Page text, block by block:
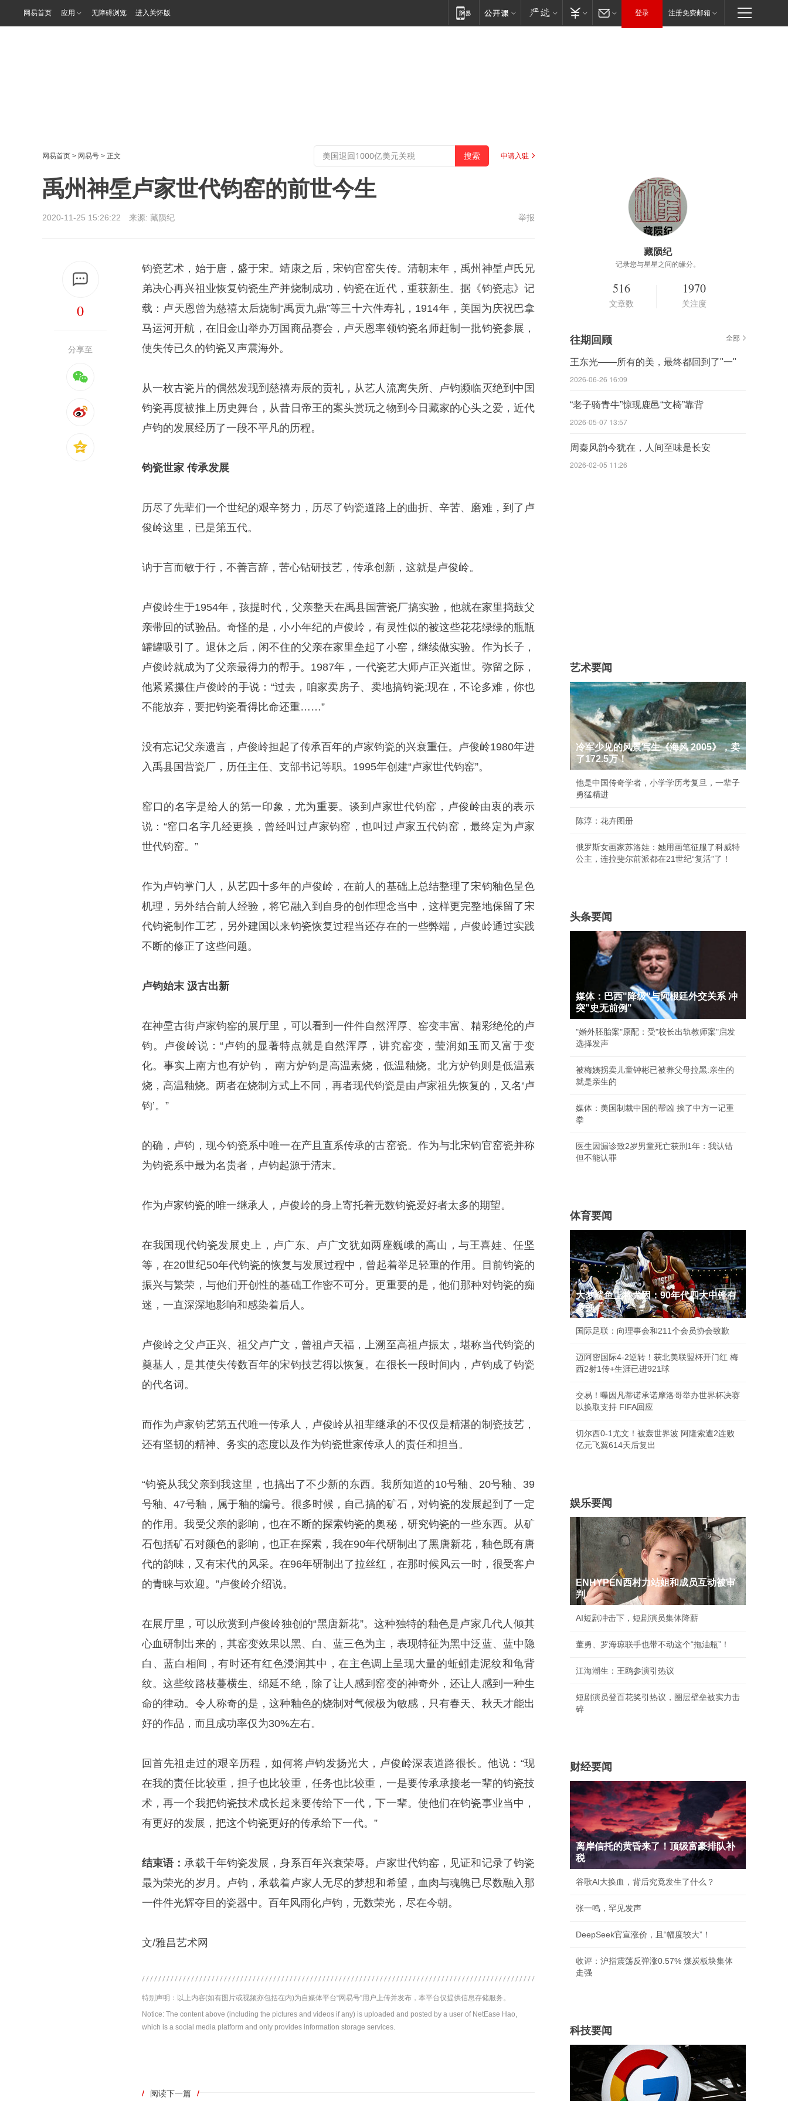
网易首页 应用 无障碍浏览 进入关怀版 登录 注册免费邮箱
网易首页 > 网易号 > 正文 申请入驻
禹州神垕卢家世代钧窑的前世今生
2020-11-25 15:26:22 来源: 藏陨纪 举报
0
分享至
钧瓷艺术，始于唐，盛于宋。靖康之后，宋钧官窑失传。清朝末年，禹州神垕卢氏兄
弟决心再兴祖业恢复钧瓷生产并烧制成功，钧瓷在近代，重获新生。据《钧瓷志》记
载：卢天恩曾为慈禧太后烧制“禹贡九鼎”等三十六件寿礼，1914年，美国为庆祝巴拿
马运河开航，在旧金山举办万国商品赛会，卢天恩率领钧瓷名师赶制一批钧瓷参展，
使失传已久的钧瓷又声震海外。
从一枚古瓷片的偶然发现到慈禧寿辰的贡礼，从艺人流离失所、卢钧濒临灭绝到中国
钧瓷再度被推上历史舞台，从昔日帝王的案头赏玩之物到今日藏家的心头之爱，近代
卢钧的发展经历了一段不平凡的历程。
钧瓷世家 传承发展
历尽了先辈们一个世纪的艰辛努力，历尽了钧瓷道路上的曲折、辛苦、磨难，到了卢
俊岭这里，已是第五代。
讷于言而敏于行，不善言辞，苦心钻研技艺，传承创新，这就是卢俊岭。
卢俊岭生于1954年，孩提时代，父亲整天在禹县国营瓷厂搞实验，他就在家里捣鼓父
亲带回的试验品。奇怪的是，小小年纪的卢俊岭，有灵性似的被这些花花绿绿的瓶瓶
罐罐吸引了。退休之后，闲不住的父亲在家里垒起了小窑，继续做实验。作为长子，
卢俊岭就成为了父亲最得力的帮手。1987年，一代瓷艺大师卢正兴逝世。弥留之际，
他紧紧攥住卢俊岭的手说：“过去，咱家卖房子、卖地搞钧瓷;现在，不论多难，你也
不能放弃，要把钧瓷看得比命还重……”
没有忘记父亲遗言，卢俊岭担起了传承百年的卢家钧瓷的兴衰重任。卢俊岭1980年进
入禹县国营瓷厂，历任主任、支部书记等职。1995年创建“卢家世代钧窑”。
窑口的名字是给人的第一印象，尤为重要。谈到卢家世代钧窑，卢俊岭由衷的表示
说：“窑口名字几经更换，曾经叫过卢家钧窑，也叫过卢家五代钧窑，最终定为卢家
世代钧窑。”
作为卢钧掌门人，从艺四十多年的卢俊岭，在前人的基础上总结整理了宋钧釉色呈色
机理，另外结合前人经验，将它融入到自身的创作理念当中，这样更完整地保留了宋
代钧瓷制作工艺，另外建国以来钧瓷恢复过程当还存在的一些弊端，卢俊岭通过实践
不断的修正了这些问题。
卢钧始末 汲古出新
在神垕古街卢家钧窑的展厅里，可以看到一件件自然浑厚、窑变丰富、精彩绝伦的卢
钧。卢俊岭说：“卢钧的显著特点就是自然浑厚，讲究窑变，莹润如玉而又富于变
化。事实上南方也有炉钧， 南方炉钧是高温素烧，低温釉烧。北方炉钧则是低温素
烧，高温釉烧。两者在烧制方式上不同，再者现代钧瓷是由卢家祖先恢复的，又名‘卢
钧’。”
的确，卢钧，现今钧瓷系中唯一在产且直系传承的古窑瓷。作为与北宋钧官窑瓷并称
为钧瓷系中最为名贵者，卢钧起源于清末。
作为卢家钧瓷的唯一继承人，卢俊岭的身上寄托着无数钧瓷爱好者太多的期望。
在我国现代钧瓷发展史上，卢广东、卢广文犹如两座巍峨的高山，与王喜娃、任坚
等，在20世纪50年代钧瓷的恢复与发展过程中，曾起着举足轻重的作用。目前钧瓷的
振兴与繁荣，与他们开创性的基础工作密不可分。更重要的是，他们那种对钧瓷的痴
迷，一直深深地影响和感染着后人。
卢俊岭之父卢正兴、祖父卢广文，曾祖卢天福，上溯至高祖卢振太，堪称当代钧瓷的
奠基人，是其使失传数百年的宋钧技艺得以恢复。在很长一段时间内，卢钧成了钧瓷
的代名词。
而作为卢家钧艺第五代唯一传承人，卢俊岭从祖辈继承的不仅仅是精湛的制瓷技艺，
还有坚韧的精神、务实的态度以及作为钧瓷世家传承人的责任和担当。
“钧瓷从我父亲到我这里，也搞出了不少新的东西。我所知道的10号釉、20号釉、39
号釉、47号釉，属于釉的编号。很多时候，自己搞的矿石，对钧瓷的发展起到了一定
的作用。我受父亲的影响，也在不断的探索钧瓷的奥秘，研究钧瓷的一些东西。从矿
石包括矿石对颜色的影响，也正在探索，我在90年代研制出了黑唐新花，釉色既有唐
代的韵味，又有宋代的风采。在96年研制出了拉丝红，在那时候风云一时，很受客户
的青睐与欢迎。”卢俊岭介绍说。
在展厅里，可以欣赏到卢俊岭独创的“黑唐新花”。这种独特的釉色是卢家几代人倾其
心血研制出来的，其窑变效果以黑、白、蓝三色为主，表现特征为黑中泛蓝、蓝中隐
白、蓝白相间，有时还有红色浸润其中，在主色调上呈现大量的蚯蚓走泥纹和龟背
纹。这些纹路枝蔓横生、绵延不绝，除了让人感到窑变的神奇外，还让人感到一种生
命的律动。令人称奇的是，这种釉色的烧制对气候极为敏感，只有春天、秋天才能出
好的作品，而且成功率仅为30%左右。
回首先祖走过的艰辛历程，如何将卢钧发扬光大，卢俊岭深表道路很长。他说：“现
在我的责任比较重，担子也比较重，任务也比较重，一是要传承承接老一辈的钧瓷技
术，再一个我把钧瓷技术成长起来要传给下一代，下一辈。使他们在钧瓷事业当中，
有更好的发展，把这个钧瓷更好的传承给下一代。”
结束语：承载千年钧瓷发展，身系百年兴衰荣辱。卢家世代钧窑，见证和记录了钧瓷
最为荣光的岁月。卢钧，承载着卢家人无尽的梦想和希望，血肉与魂魄已尽数融入那
一件件光辉夺目的瓷器中。百年风雨化卢钧，无数荣光，尽在今朝。
文/雅昌艺术网
特别声明：以上内容(如有图片或视频亦包括在内)为自媒体平台“网易号”用户上传并发布，本平台仅提供信息存储服务。
Notice: The content above (including the pictures and videos if any) is uploaded and posted by a user of NetEase Hao,
which is a social media platform and only provides information storage services.
/ 阅读下一篇 /
藏陨纪
记录您与星星之间的缘分。
516
文章数
1970
关注度
往期回顾 全部
王东光——所有的美，最终都回到了"一"
2026-06-26 16:09
“老子骑青牛”惊现鹿邑“文椅”靠背
2026-05-07 13:57
周秦风韵今犹在，人间至味是长安
2026-02-05 11:26
艺术要闻
冷军少见的风景写生《海风 2005》，卖
了172.5万！
他是中国传奇学者，小学学历考复旦，一辈子
勇猛精进
陈淳：花卉图册
俄罗斯女画家苏洛娃：她用画笔征服了科威特
公主，连拉斐尔前派都在21世纪“复活”了！
头条要闻
媒体：巴西"降级"与阿根廷外交关系 冲
突"史无前例"
"婚外胚胎案"原配：受"校长出轨教师案"启发
选择发声
被梅姨拐卖儿童钟彬已被养父母拉黑:亲生的
就是亲生的
媒体：美国制裁中国的帮凶 挨了中方一记重
拳
医生因漏诊致2岁男童死亡获刑1年：我认错
但不能认罪
体育要闻
大梦鲨鱼上将尤因：90年代四大中锋有
多强
国际足联：向理事会和211个会员协会致歉
迈阿密国际4-2逆转！获北美联盟杯开门红 梅
西2射1传+生涯已进921球
交易！曝因凡蒂诺承诺摩洛哥举办世界杯决赛
以换取支持 FIFA回应
切尔西0-1尤文！被轰世界波 阿隆索遭2连败
亿元飞翼614天后复出
娱乐要闻
ENHYPEN西村力站姐和成员互动被审
判
AI短剧冲击下，短剧演员集体降薪
董勇、罗海琼联手也带不动这个“拖油瓶”！
江海潮生：王鸥参演引热议
短剧演员登百花奖引热议，圈层壁垒被实力击
碎
财经要闻
离岸信托的黄昏来了！顶级富豪排队补
税
谷歌AI大换血，背后究竟发生了什么？
张一鸣，罕见发声
DeepSeek官宣涨价，且“幅度较大”！
收评：沪指震荡反弹涨0.57% 煤炭板块集体
走强
科技要闻